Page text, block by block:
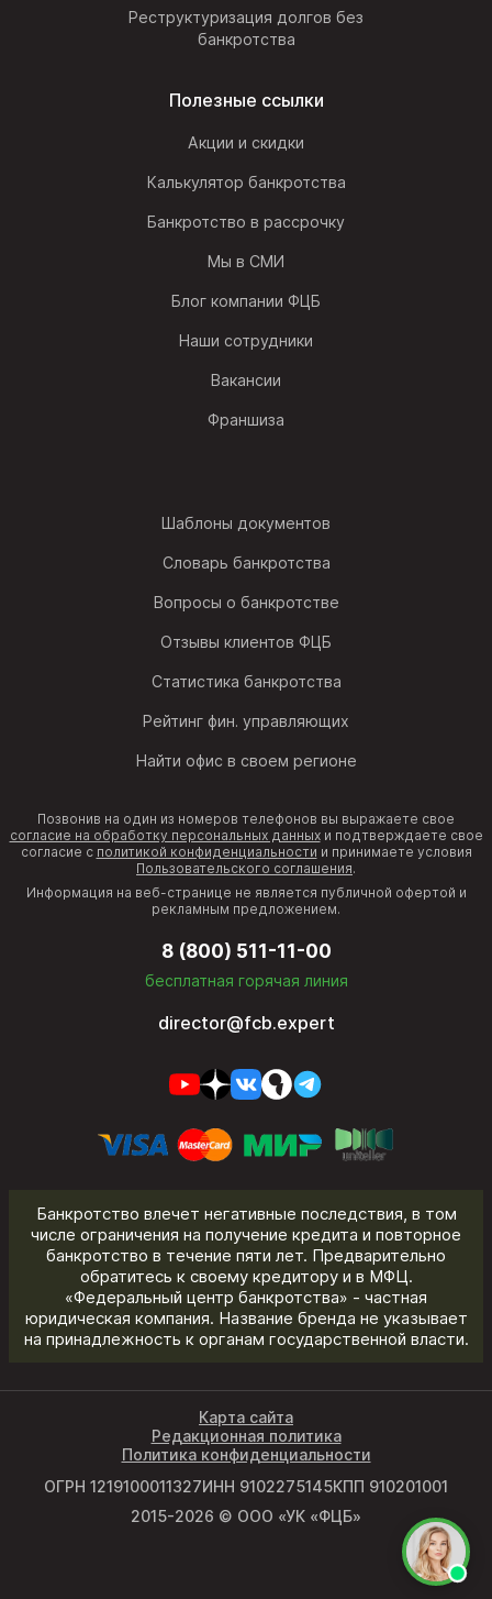
Реструктуризация долгов без
банкротства
Полезные ссылки
Акции и скидки
Калькулятор банкротства
Банкротство в рассрочку
Мы в СМИ
Блог компании ФЦБ
Наши сотрудники
Вакансии
Франшиза
Шаблоны документов
Словарь банкротства
Вопросы о банкротстве
Отзывы клиентов ФЦБ
Статистика банкротства
Рейтинг фин. управляющих
Найти офис в своем регионе
Позвонив на один из номеров телефонов вы выражаете свое
согласие на обработку персональных данныхи подтверждаете свое
согласие с политикой конфиденциальности и принимаете условия
Пользовательского соглашения.
Информация на веб-странице не является публичной офертой и
рекламным предложением.
8 (800) 511-11-00
бесплатная горячая линия
director@fcb.expert
Банкротство влечет негативные последствия, в том
числе ограничения на получение кредита и повторное
банкротство в течение пяти лет. Предварительно
обратитесь к своему кредитору и в МФЦ.
«Федеральный центр банкротства» - частная
юридическая компания. Название бренда не указывает
на принадлежность к органам государственной власти.
ОГРН 1219100011327ИНН 9102275145КПП 910201001
2015-2026 © ООО «УК «ФЦБ»
Карта сайта
Редакционная политика
Политика конфиденциальности